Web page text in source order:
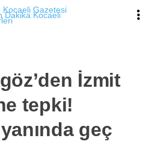
İzmit
tepki!
geç